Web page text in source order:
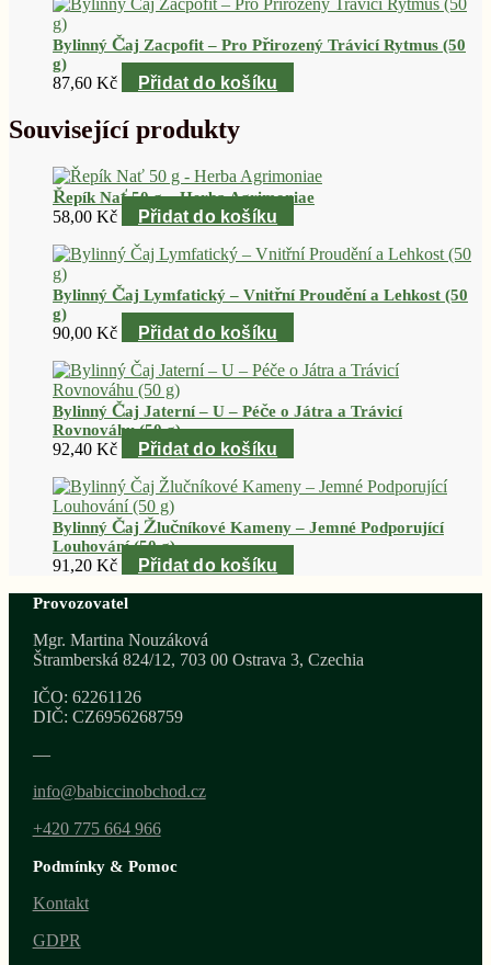
Bylinný Čaj Zacpofit – Pro Přirozený Trávicí Rytmus (50
g)
87,60 Kč Přidat do košíku
Související produkty
Řepík Nať 50 g – Herba Agrimoniae
58,00 Kč Přidat do košíku
Bylinný Čaj Lymfatický – Vnitřní Proudění a Lehkost (50
g)
90,00 Kč Přidat do košíku
Bylinný Čaj Jaterní – U – Péče o Játra a Trávicí
Rovnováhu (50 g)
92,40 Kč Přidat do košíku
Bylinný Čaj Žlučníkové Kameny – Jemné Podporující
Louhování (50 g)
91,20 Kč Přidat do košíku
Provozovatel
Mgr. Martina Nouzáková
Štramberská 824/12, 703 00 Ostrava 3, Czechia
IČO: 62261126
DIČ: CZ6956268759
—
info@babiccinobchod.cz
+420 775 664 966
Podmínky & Pomoc
Kontakt
GDPR